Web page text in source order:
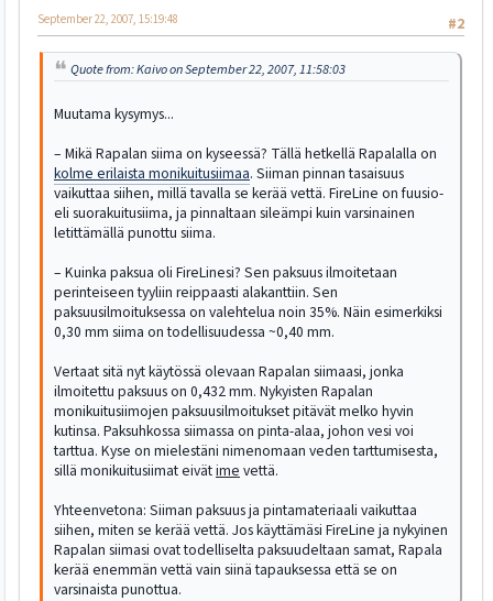
#2
September 22, 2007, 15:19:48
Quote from: Kaivo on September 22, 2007, 11:58:03
Muutama kysymys...
– Mikä Rapalan siima on kyseessä? Tällä hetkellä Rapalalla on
kolme erilaista monikuitusiimaa. Siiman pinnan tasaisuus
vaikuttaa siihen, millä tavalla se kerää vettä. FireLine on fuusio-
eli suorakuitusiima, ja pinnaltaan sileämpi kuin varsinainen
letittämällä punottu siima.
– Kuinka paksua oli FireLinesi? Sen paksuus ilmoitetaan
perinteiseen tyyliin reippaasti alakanttiin. Sen
paksuusilmoituksessa on valehtelua noin 35%. Näin esimerkiksi
0,30 mm siima on todellisuudessa ~0,40 mm.
Vertaat sitä nyt käytössä olevaan Rapalan siimaasi, jonka
ilmoitettu paksuus on 0,432 mm. Nykyisten Rapalan
monikuitusiimojen paksuusilmoitukset pitävät melko hyvin
kutinsa. Paksuhkossa siimassa on pinta-alaa, johon vesi voi
tarttua. Kyse on mielestäni nimenomaan veden tarttumisesta,
sillä monikuitusiimat eivätime vettä.
Yhteenvetona: Siiman paksuus ja pintamateriaali vaikuttaa
siihen, miten se kerää vettä. Jos käyttämäsi FireLine ja nykyinen
Rapalan siimasi ovat todelliselta paksuudeltaan samat, Rapala
kerää enemmän vettä vain siinä tapauksessa että se on
varsinaista punottua.